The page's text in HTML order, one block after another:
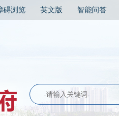
碍浏览 英文版 智能问答